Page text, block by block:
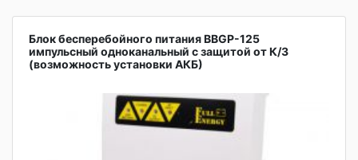
Блок бесперебойного питания BBGP-125
импульсный одноканальный с защитой от К/З
(возможность установки АКБ)